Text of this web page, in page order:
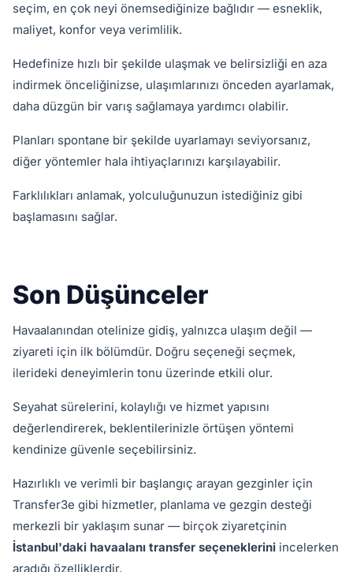
seçim, en çok neyi önemsediğinize bağlıdır — esneklik,
maliyet, konfor veya verimlilik.
Hedefinize hızlı bir şekilde ulaşmak ve belirsizliği en aza
indirmek önceliğinizse, ulaşımlarınızı önceden ayarlamak,
daha düzgün bir varış sağlamaya yardımcı olabilir.
Planları spontane bir şekilde uyarlamayı seviyorsanız,
diğer yöntemler hala ihtiyaçlarınızı karşılayabilir.
Farklılıkları anlamak, yolculuğunuzun istediğiniz gibi
başlamasını sağlar.
Son Düşünceler
Havaalanından otelinize gidiş, yalnızca ulaşım değil —
ziyareti için ilk bölümdür. Doğru seçeneği seçmek,
ilerideki deneyimlerin tonu üzerinde etkili olur.
Seyahat sürelerini, kolaylığı ve hizmet yapısını
değerlendirerek, beklentilerinizle örtüşen yöntemi
kendinize güvenle seçebilirsiniz.
Hazırlıklı ve verimli bir başlangıç arayan gezginler için
Transfer3e gibi hizmetler, planlama ve gezgin desteği
merkezli bir yaklaşım sunar — birçok ziyaretçinin
İstanbul'daki havaalanı transfer seçeneklerini incelerken
aradığı özelliklerdir.